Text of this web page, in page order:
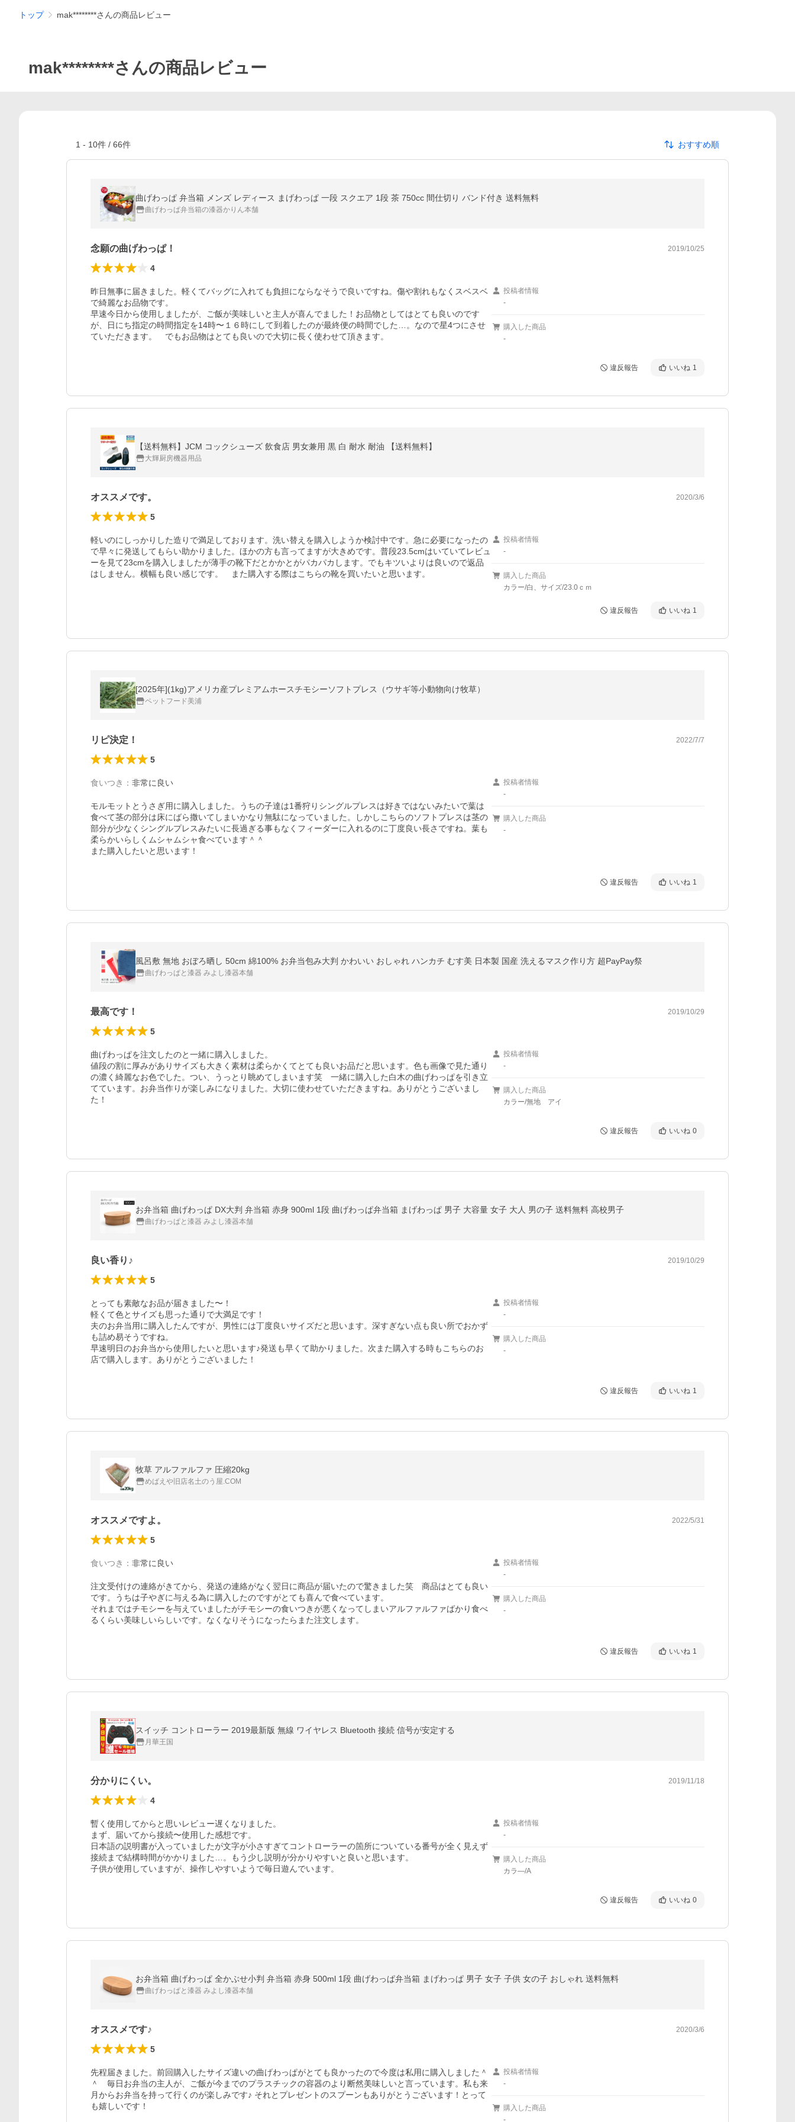
トップ mak********さんの商品レビュー
mak********さんの商品レビュー
1 - 10件 / 66件 おすすめ順
曲げわっぱ 弁当箱 メンズ レディース まげわっぱ 一段 スクエア 1段 茶 750cc 間仕切り バンド付き 送料無料
曲げわっぱ弁当箱の漆器かりん本舗
念願の曲げわっぱ！ 2019/10/25
4
昨日無事に届きました。軽くてバッグに入れても負担にならなそうで良いですね。傷や割れもなくスベスベ
で綺麗なお品物です。
早速今日から使用しましたが、ご飯が美味しいと主人が喜んでました！お品物としてはとても良いのです
が、日にち指定の時間指定を14時〜１６時にして到着したのが最終便の時間でした…。なので星4つにさせ
ていただきます。　でもお品物はとても良いので大切に長く使わせて頂きます。
投稿者情報
-
購入した商品
-
違反報告 いいね 1
【送料無料】JCM コックシューズ 飲食店 男女兼用 黒 白 耐水 耐油 【送料無料】
大輝厨房機器用品
オススメです。 2020/3/6
5
軽いのにしっかりした造りで満足しております。洗い替えを購入しようか検討中です。急に必要になったの
で早々に発送してもらい助かりました。ほかの方も言ってますが大きめです。普段23.5cmはいていてレビュ
ーを見て23cmを購入しましたが薄手の靴下だとかかとがパカパカします。でもキツいよりは良いので返品
はしません。横幅も良い感じです。　また購入する際はこちらの靴を買いたいと思います。
投稿者情報
-
購入した商品
カラー/白、サイズ/23.0ｃｍ
違反報告 いいね 1
[2025年](1kg)アメリカ産プレミアムホースチモシーソフトプレス（ウサギ等小動物向け牧草）
ペットフード美浦
リピ決定！ 2022/7/7
5
食いつき ： 非常に良い
モルモットとうさぎ用に購入しました。うちの子達は1番狩りシングルプレスは好きではないみたいで葉は
食べて茎の部分は床にばら撒いてしまいかなり無駄になっていました。しかしこちらのソフトプレスは茎の
部分が少なくシングルプレスみたいに長過ぎる事もなくフィーダーに入れるのに丁度良い長さですね。葉も
柔らかいらしくムシャムシャ食べています＾＾
また購入したいと思います！
投稿者情報
-
購入した商品
-
違反報告 いいね 1
風呂敷 無地 おぼろ晒し 50cm 綿100% お弁当包み大判 かわいい おしゃれ ハンカチ むす美 日本製 国産 洗えるマスク作り方 超PayPay祭
曲げわっぱと漆器 みよし漆器本舗
最高です！ 2019/10/29
5
曲げわっぱを注文したのと一緒に購入しました。
値段の割に厚みがありサイズも大きく素材は柔らかくてとても良いお品だと思います。色も画像で見た通り
の濃く綺麗なお色でした。つい、うっとり眺めてしまいます笑　一緒に購入した白木の曲げわっぱを引き立
てています。お弁当作りが楽しみになりました。大切に使わせていただきますね。ありがとうございまし
た！
投稿者情報
-
購入した商品
カラー/無地 アイ
違反報告 いいね 0
お弁当箱 曲げわっぱ DX大判 弁当箱 赤身 900ml 1段 曲げわっぱ弁当箱 まげわっぱ 男子 大容量 女子 大人 男の子 送料無料 高校男子
曲げわっぱと漆器 みよし漆器本舗
良い香り♪ 2019/10/29
5
とっても素敵なお品が届きました〜！
軽くて色とサイズも思った通りで大満足です！
夫のお弁当用に購入したんですが、男性には丁度良いサイズだと思います。深すぎない点も良い所でおかず
も詰め易そうですね。
早速明日のお弁当から使用したいと思います♪発送も早くて助かりました。次また購入する時もこちらのお
店で購入します。ありがとうございました！
投稿者情報
-
購入した商品
-
違反報告 いいね 1
牧草 アルファルファ 圧縮20kg
めばえや旧店名土のう屋.COM
オススメですよ。 2022/5/31
5
食いつき ： 非常に良い
注文受付けの連絡がきてから、発送の連絡がなく翌日に商品が届いたので驚きました笑　商品はとても良い
です。うちは子やぎに与える為に購入したのですがとても喜んで食べています。
それまではチモシーを与えていましたがチモシーの食いつきが悪くなってしまいアルファルファばかり食べ
るくらい美味しいらしいです。なくなりそうになったらまた注文します。
投稿者情報
-
購入した商品
-
違反報告 いいね 1
スイッチ コントローラー 2019最新版 無線 ワイヤレス Bluetooth 接続 信号が安定する
月華王国
分かりにくい。 2019/11/18
4
暫く使用してからと思いレビュー遅くなりました。
まず、届いてから接続〜使用した感想です。
日本語の説明書が入っていましたが文字が小さすぎてコントローラーの箇所についている番号が全く見えず
接続まで結構時間がかかりました…。もう少し説明が分かりやすいと良いと思います。
子供が使用していますが、操作しやすいようで毎日遊んでいます。
投稿者情報
-
購入した商品
カラ―/A
違反報告 いいね 0
お弁当箱 曲げわっぱ 全かぶせ小判 弁当箱 赤身 500ml 1段 曲げわっぱ弁当箱 まげわっぱ 男子 女子 子供 女の子 おしゃれ 送料無料
曲げわっぱと漆器 みよし漆器本舗
オススメです♪ 2020/3/6
5
先程届きました。前回購入したサイズ違いの曲げわっぱがとても良かったので今度は私用に購入しました＾
＾　毎日お弁当の主人が、ご飯が今までのプラスチックの容器のより断然美味しいと言っています。私も来
月からお弁当を持って行くのが楽しみです♪ それとプレゼントのスプーンもありがとうございます！とって
も嬉しいです！
投稿者情報
-
購入した商品
-